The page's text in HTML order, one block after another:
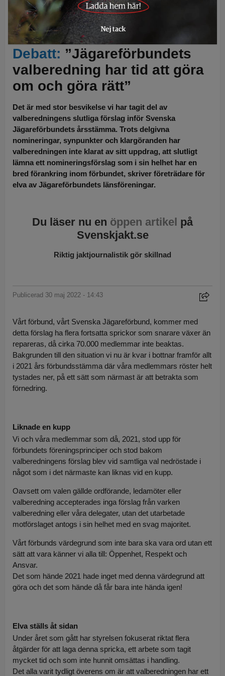
Företrädare för elva av Svenska Jägareförbundets länsföreningar
uppmanar valberedningen att göra om och göra rätt inför
förbundsstämman som hålls till helgen i Kalmar. Foto: Martin Källberg
Debatt: ”Jägareförbundets
valberedning har tid att göra
om och göra rätt”
Det är med stor besvikelse vi har tagit del av
valberedningens slutliga förslag inför Svenska
Jägareförbundets årsstämma. Trots delgivna
nomineringar, synpunkter och klargöranden har
valberedningen inte klarat av sitt uppdrag, att slutligt
lämna ett nomineringsförslag som i sin helhet har en
bred förankring inom förbundet, skriver företrädare för
elva av Jägareförbundets länsföreningar.
Du läser nu en öppen artikel på
Svenskjakt.se
Riktig jaktjournalistik gör skillnad
Publicerad 30 maj 2022 - 14:43
Vårt förbund, vårt Svenska Jägareförbund, kommer med
detta förslag ha flera fortsatta sprickor som snarare växer än
repareras, då cirka 70.000 medlemmar inte beaktas.
Bakgrunden till den situation vi nu är kvar i bottnar framför allt
i 2021 års förbundsstämma där våra medlemmars röster helt
tystades ner, på ett sätt som närmast är att betrakta som
förnedring.
Liknade en kupp
Vi och våra medlemmar som då, 2021, stod upp för
förbundets föreningsprinciper och stod bakom
valberedningens förslag blev vid samtliga val nedröstade i
något som i det närmaste kan liknas vid en kupp.
Oavsett om valen gällde ordförande, ledamöter eller
valberedning accepterades inga förslag från varken
valberedning eller våra delegater, utan det utarbetade
motförslaget antogs i sin helhet med en svag majoritet.
Vårt förbunds värdegrund som inte bara ska vara ord utan ett
sätt att vara känner vi alla till: Öppenhet, Respekt och
Ansvar.
Det som hände 2021 hade inget med denna värdegrund att
göra och det som hände då får bara inte hända igen!
Elva ställs åt sidan
Under året som gått har styrelsen fokuserat riktat flera
åtgärder för att laga denna spricka, ett arbete som tagit
mycket tid och som inte hunnit omsättas i handling.
Det alla varit tydligt överens om är att valberedningen har ett